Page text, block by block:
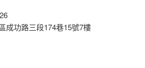
成功路三段174巷15號7樓